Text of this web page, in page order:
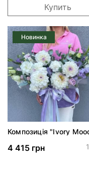
Купить
Новинка
Композиція "Ivory
4 415 грн